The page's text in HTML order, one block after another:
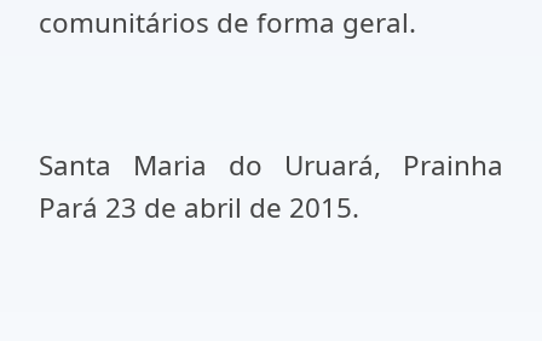
comunitários de forma geral.
Santa Maria do Uruará, Prainha
Pará 23 de abril de 2015.